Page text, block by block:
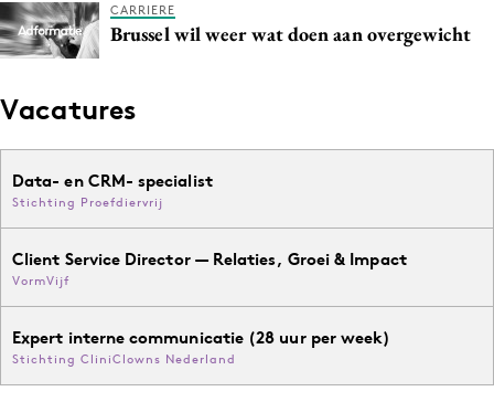
Martech
Media
PR
Programmatic
Purpose Marketing
CARRIERE
Brussel wil weer wat doen aan overgewicht
Vacatures
Data- en CRM- specialist
Stichting Proefdiervrij
Client Service Director — Relaties, Groei & Impact
VormVijf
Expert interne communicatie (28 uur per week)
Stichting CliniClowns Nederland